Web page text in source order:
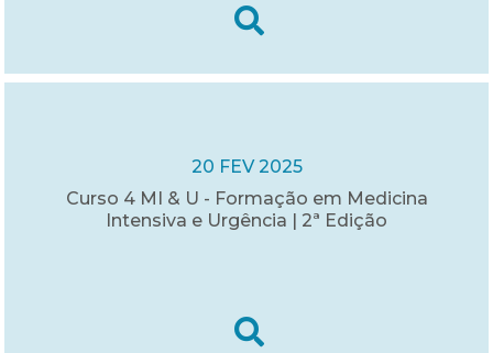
20 FEV 2025
Curso 4 MI & U - Formação em Medicina
Intensiva e Urgência | 2ª Edição